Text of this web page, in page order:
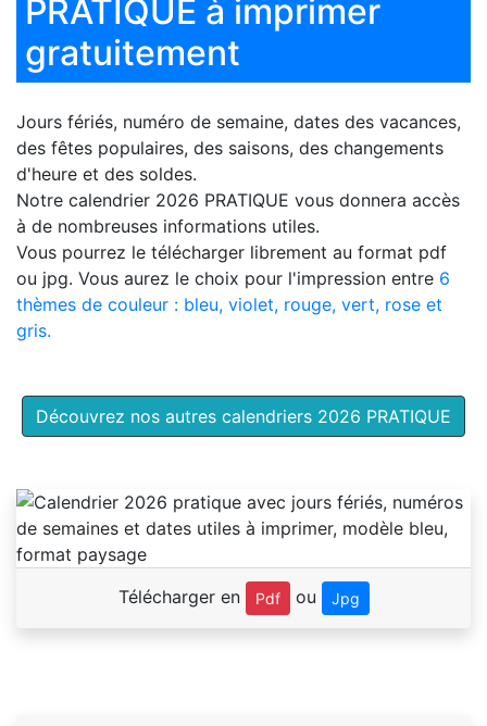
PRATIQUE à imprimer
gratuitement
Jours fériés, numéro de semaine, dates des vacances,
des fêtes populaires, des saisons, des changements
d'heure et des soldes.
Notre calendrier 2026 PRATIQUE vous donnera accès
à de nombreuses informations utiles.
Vous pourrez le télécharger librement au format pdf
ou jpg. Vous aurez le choix pour l'impression entre 6
thèmes de couleur : bleu, violet, rouge, vert, rose et
gris.
Découvrez nos autres calendriers 2026 PRATIQUE
Télécharger en Pdf ou Jpg